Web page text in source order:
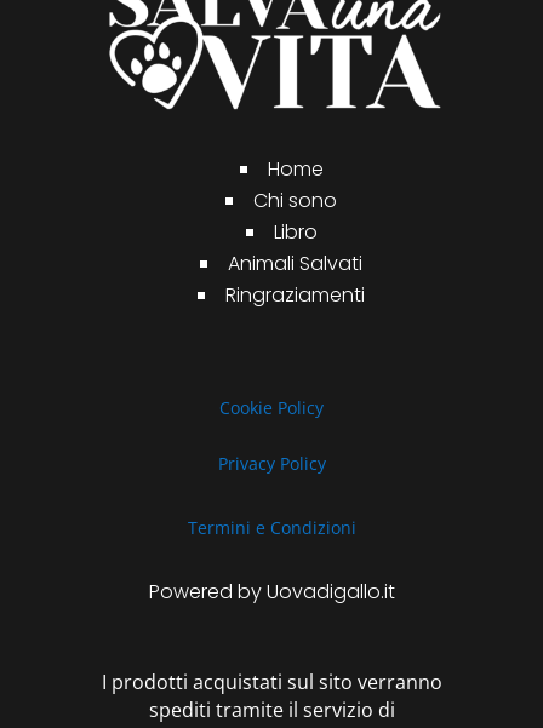
Home
Chi sono
Libro
Animali Salvati
Ringraziamenti
Cookie Policy
Privacy Policy
Termini e Condizioni
Powered by Uovadigallo.it
I prodotti acquistati sul sito verranno
spediti tramite il servizio di